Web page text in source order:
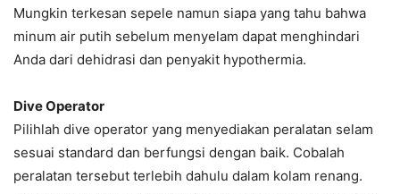
Mungkin terkesan sepele namun siapa yang tahu bahwa
minum air putih sebelum menyelam dapat menghindari
Anda dari dehidrasi dan penyakit hypothermia.
Dive Operator
Pilihlah dive operator yang menyediakan peralatan selam
sesuai standard dan berfungsi dengan baik. Cobalah
peralatan tersebut terlebih dahulu dalam kolam renang.